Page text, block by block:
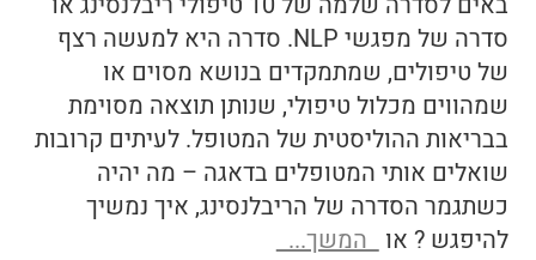
סדרה של מפגשי NLP. סדרה היא למעשה רצף
של טיפולים, שמתמקדים בנושא מסוים או
שמהווים מכלול טיפולי, שנותן תוצאה מסוימת
בבריאות ההוליסטית של המטופל. לעיתים קרובות
שואלים אותי המטופלים בדאגה – מה יהיה
כשתגמר הסדרה של הריבלנסינג, איך נמשיך
להיפגש ? או המשך...